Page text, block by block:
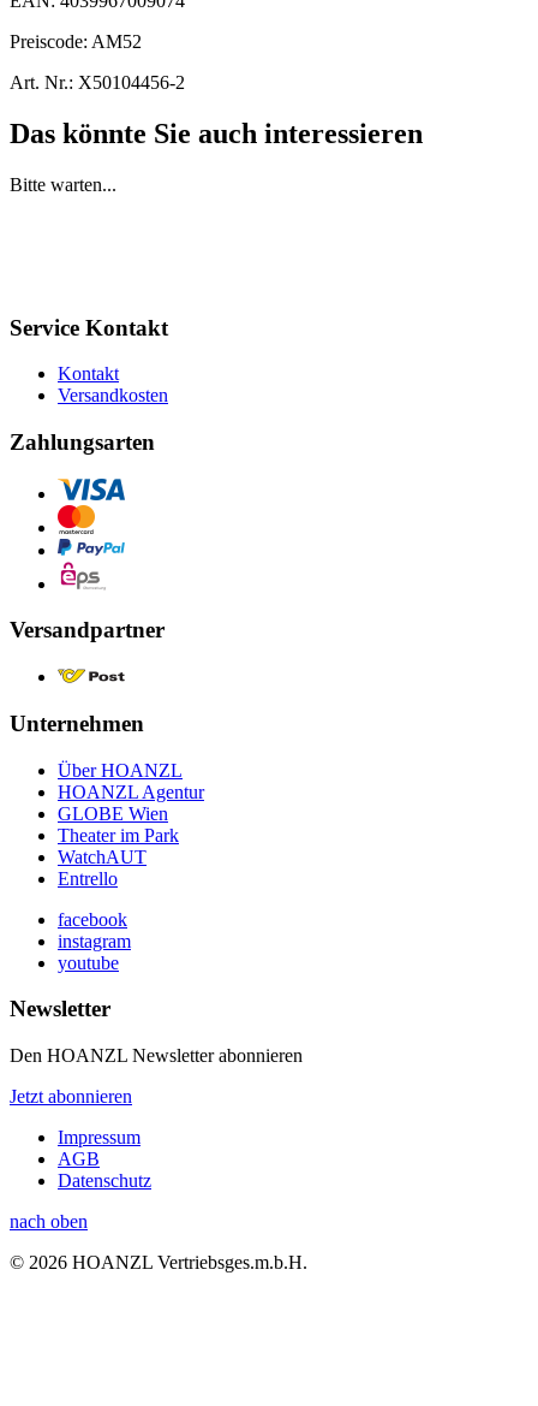
Preiscode: AM52
Art. Nr.: X50104456-2
Das könnte Sie auch interessieren
Bitte warten...
Service Kontakt
Kontakt
Versandkosten
Zahlungsarten
Versandpartner
Unternehmen
Über HOANZL
HOANZL Agentur
GLOBE Wien
Theater im Park
WatchAUT
Entrello
facebook
instagram
youtube
Newsletter
Den HOANZL Newsletter abonnieren
Jetzt abonnieren
Impressum
AGB
Datenschutz
nach oben
© 2026 HOANZL Vertriebsges.m.b.H.